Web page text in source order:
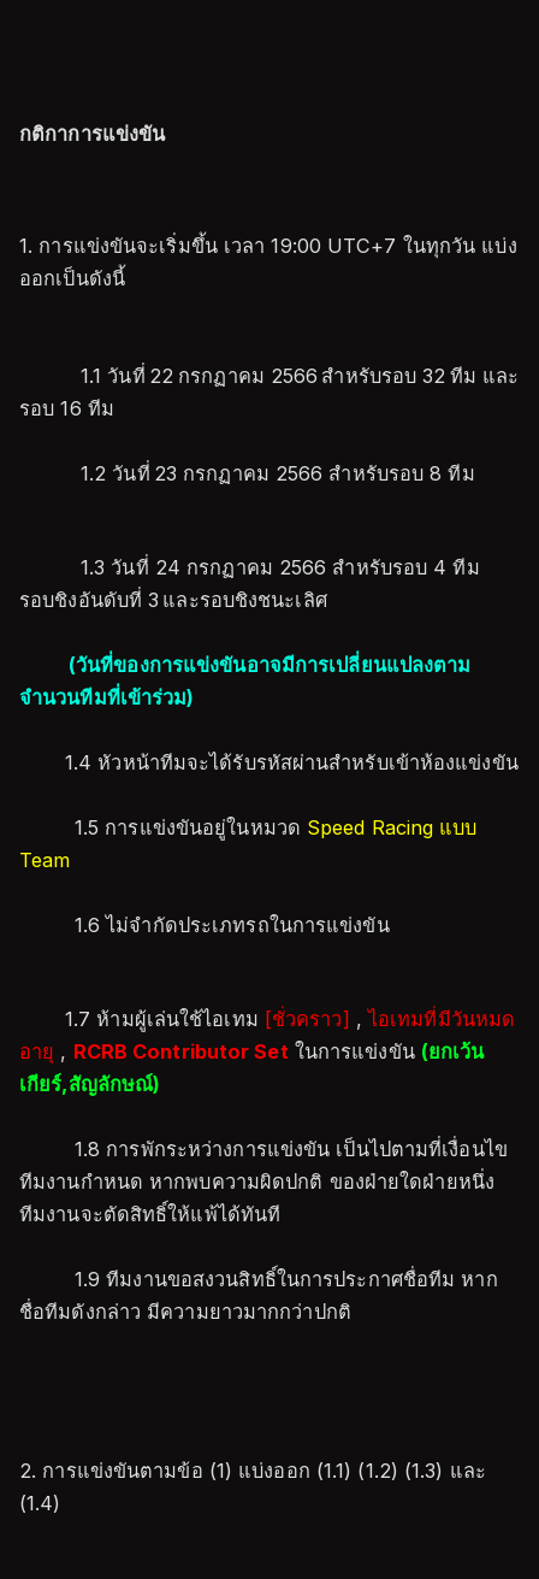
กติกาการแข่งขัน
1. การแข่งขันจะเริ่มขึ้น เวลา 19:00 UTC+7 ในทุกวัน แบ่ง
ออกเป็นดังนี้
1.1 วันที่ 22 กรกฏาคม 2566 สำหรับรอบ 32 ทีม และ
รอบ 16 ทีม
1.2 วันที่ 23 กรกฏาคม 2566 สำหรับรอบ 8 ทีม
1.3 วันที่ 24 กรกฏาคม 2566 สำหรับรอบ 4 ทีม
รอบชิงอันดับที่ 3 และรอบชิงชนะเลิศ
(วันที่ของการแข่งขันอาจมีการเปลี่ยนแปลงตาม
จำนวนทีมที่เข้าร่วม)
1.4 หัวหน้าทีมจะได้รับรหัสผ่านสำหรับเข้าห้องแข่งขัน
1.5 การแข่งขันอยู่ในหมวด Speed Racing แบบ
Team
1.6 ไม่จำกัดประเภทรถในการแข่งขัน
1.7 ห้ามผู้เล่นใช้ไอเทม [ชั่วคราว] ,ไอเทมที่มีวันหมด
อายุ , RCRB Contributor Setในการแข่งขัน (ยกเว้น
เกียร์,สัญลักษณ์)
1.8 การพักระหว่างการแข่งขัน เป็นไปตามที่เงื่อนไข
ทีมงานกำหนด หากพบความผิดปกติ ของฝ่ายใดฝ่ายหนึ่ง
ทีมงานจะตัดสิทธิ์ให้แพ้ได้ทันที
1.9 ทีมงานขอสงวนสิทธิ์ในการประกาศชื่อทีม หาก
ชื่อทีมดังกล่าว มีความยาวมากกว่าปกติ
2. การแข่งขันตามข้อ (1) แบ่งออก (1.1) (1.2) (1.3) และ
(1.4)